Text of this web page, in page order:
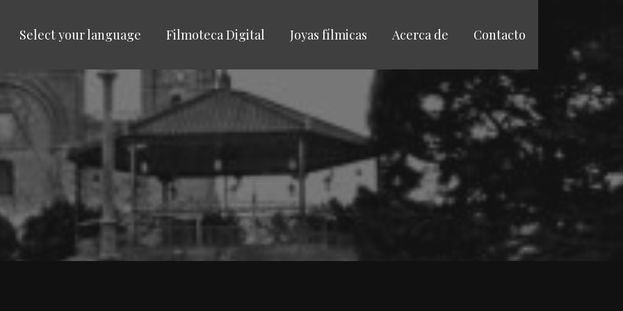
Select your language Filmoteca Digital Joyas fílmicas Acerca de Contacto